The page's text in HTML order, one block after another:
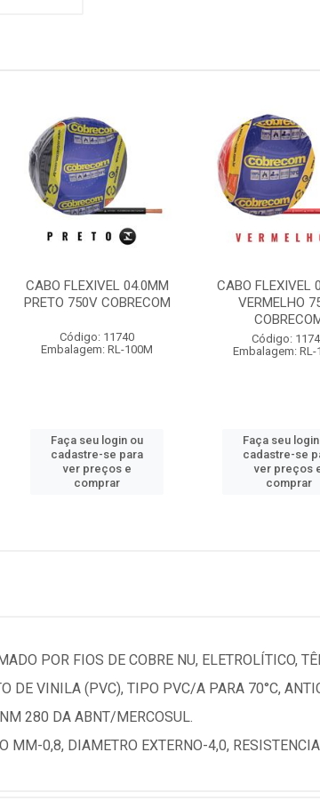
CABO FLEXIVEL 04.0MM
PRETO 750V COBRECOM
Código: 11740
Embalagem: RL-100M
Faça seu login ou
cadastre-se para
ver preços e
comprar
CABO FLEXIVEL
VERMELHO
Código:
Embalagem: RL-
Faça seu
cadastre-se
ver preços
comprar
POR FIOS DE COBRE NU, ELETROLÍTICO,
DE VINILA (PVC), TIPO PVC/A PARA 70°C,
280 DA ABNT/MERCOSUL.
MM-0,8, DIAMETRO EXTERNO-4,0,